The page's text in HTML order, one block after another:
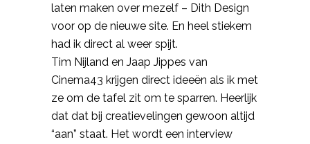
laten maken over mezelf – Dith Design
voor op de nieuwe site. En heel stiekem
had ik direct al weer spijt.
Tim Nijland en Jaap Jippes van
Cinema43 krijgen direct ideeën als ik met
ze om de tafel zit om te sparren. Heerlijk
dat dat bij creatievelingen gewoon altijd
“aan” staat. Het wordt een interview